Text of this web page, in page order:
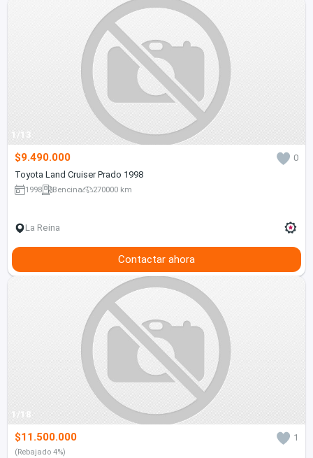
1/13
$9.490.000
0
Toyota Land Cruiser Prado 1998
1998 Bencina 270000 km
La Reina
Contactar ahora
1/18
$11.500.000 1
(Rebajado 4%)